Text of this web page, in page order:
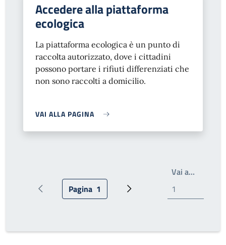
Accedere alla piattaforma
ecologica
La piattaforma ecologica è un punto di
raccolta autorizzato, dove i cittadini
possono portare i rifiuti differenziati che
non sono raccolti a domicilio.
VAI ALLA PAGINA
Pagina precedentePagina attuale
Pagina 1 Prossima pagina
Vai a…